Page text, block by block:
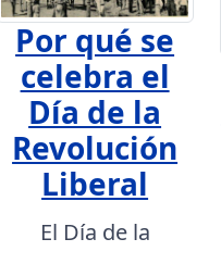
Por qué se
celebra el
Día de la
Revolución
Liberal
El Día de la